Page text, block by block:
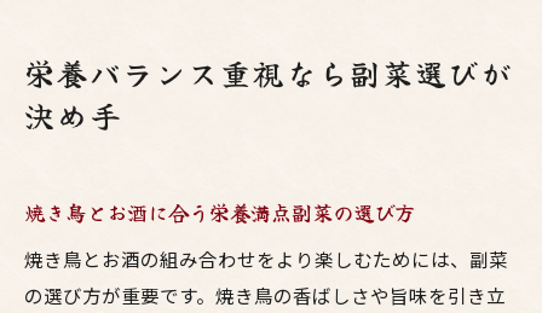
栄養バランス重視なら副菜選びが
決め手
焼き鳥とお酒に合う栄養満点副菜の選び方
焼き鳥とお酒の組み合わせをより楽しむためには、副菜
の選び方が重要です。焼き鳥の香ばしさや旨味を引き立